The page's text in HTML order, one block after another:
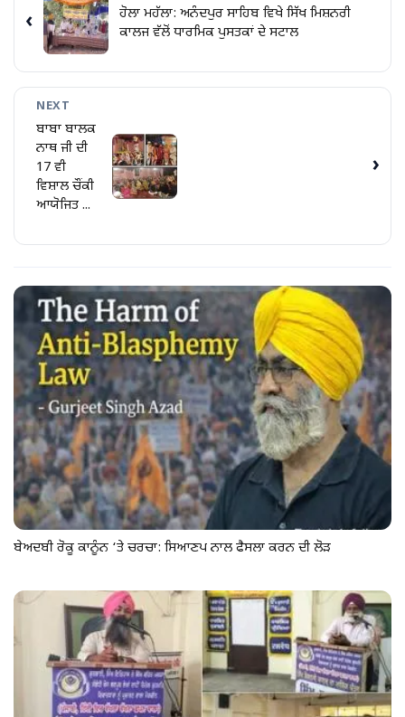
‹
ਹੋਲਾ ਮਹੱਲਾ: ਅਨੰਦਪੁਰ ਸਾਹਿਬ ਵਿਖੇ ਸਿੱਖ ਮਿਸ਼ਨਰੀ
ਕਾਲਜ ਵੱਲੋਂ ਧਾਰਮਿਕ ਪੁਸਤਕਾਂ ਦੇ ਸਟਾਲ
NEXT
ਬਾਬਾ ਬਾਲਕ
ਨਾਥ ਜੀ ਦੀ
17 ਵੀ
ਵਿਸ਼ਾਲ ਚੌਂਕੀ
ਆਯੋਜਿਤ ...
›
ਬੇਅਦਬੀ ਰੋਕੂ ਕਾਨੂੰਨ ‘ਤੇ ਚਰਚਾ: ਸਿਆਣਪ ਨਾਲ ਫੈਸਲਾ ਕਰਨ ਦੀ ਲੋੜ